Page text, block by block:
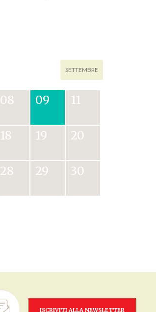
SETTEMBRE
08 09 11
18 19 20
28 29 30
ISCRIVITI ALLA NEWSLETTER